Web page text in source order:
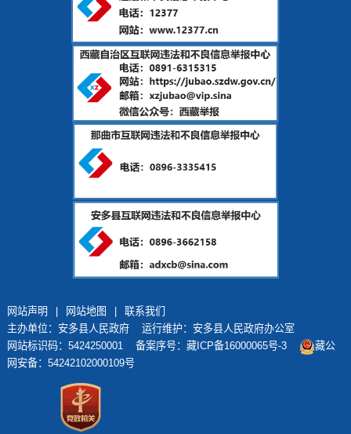
网站声明 网站地图
联系我们
主办单位：安多县人民政府 运行维护：安多县人民政府办公室
网站标识码：5424250001 备案序号：藏ICP备16000065号-3
藏公
网安备：54242102000109号